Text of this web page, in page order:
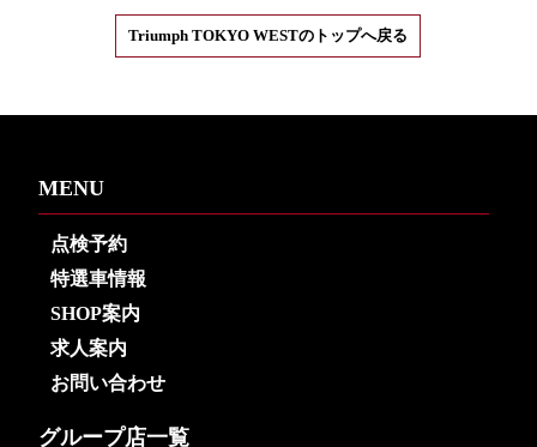
Triumph TOKYO WESTのトップへ戻る
MENU
点検予約
特選車情報
SHOP案内
求人案内
お問い合わせ
グループ店一覧